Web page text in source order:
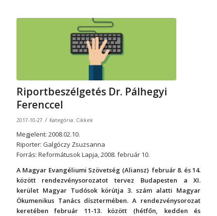
Riportbeszélgetés Dr. Pálhegyi
Ferenccel
2017-10-27 / Kategória: Cikkek
Megjelent: 2008.02.10.
Riporter: Galgóczy Zsuzsanna
Forrás: Reformátusok Lapja, 2008. február 10.
A Magyar Evangéliumi Szövetség (Aliansz) február 8. és 14.
között rendezvénysorozatot tervez Budapesten a XI.
kerület Magyar Tudósok körútja 3. szám alatti Magyar
Ökumenikus Tanács dísztermében. A rendezvénysorozat
keretében február 11-13. között (hétfőn, kedden és